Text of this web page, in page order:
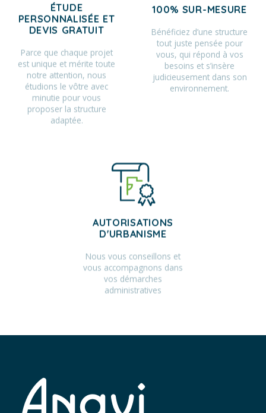
ÉTUDE
PERSONNALISÉE ET
DEVIS GRATUIT
Parce que chaque projet
est unique et mérite toute
notre attention, nous
étudions le vôtre avec
minutie pour vous
proposer la structure
adaptée.
100% SUR-MESURE
Bénéficiez d’une structure
tout juste pensée pour
vous, qui répond à vos
besoins et s’insère
judicieusement dans son
environnement.
AUTORISATIONS
D'URBANISME
vous accompagnons dans
vos démarches
administratives